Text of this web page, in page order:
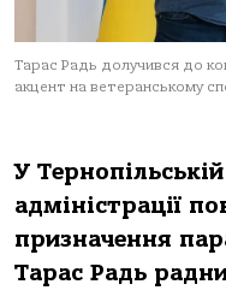
Тарас Радь долучився до
акцент на ветеранському
У
адміністрації
призначення
Тарас Радь